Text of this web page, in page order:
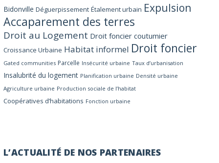
Bidonville Déguerpissement Étalement urbain Expulsion
Accaparement des terres
Droit au Logement Droit foncier coutumier
Croissance Urbaine Habitat informel Droit foncier
Gated communities Parcelle Insécurité urbaine Taux d’urbanisation
Insalubrité du logement Planification urbaine Densité urbaine
Agriculture urbaine Production sociale de l’habitat
Coopératives d’habitations Fonction urbaine
L’ACTUALITÉ DE NOS PARTENAIRES